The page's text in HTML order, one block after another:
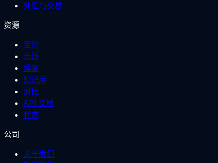
外汇与交易
资源
定价
市场
博客
知识库
对比
API 文档
状态
公司
关于我们